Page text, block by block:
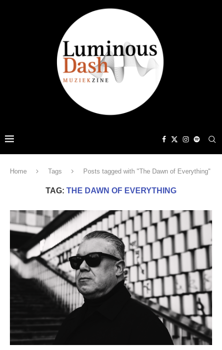
Home Tags Posts tagged with "The Dawn of Everything"
TAG: THE DAWN OF EVERYTHING